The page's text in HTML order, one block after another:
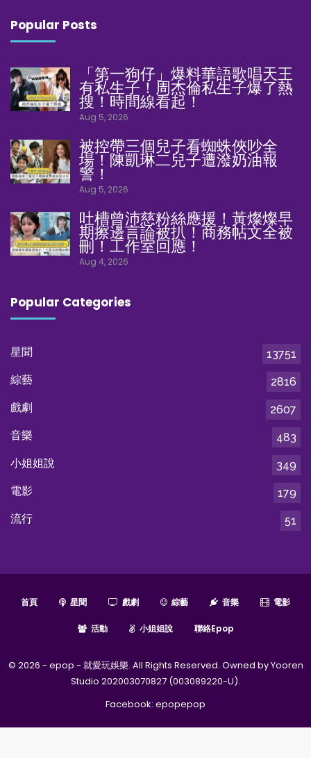
Popular Posts
「第一狗仔」爆料華語歌唱天王
有私生子！周杰倫私生子爆了熱
搜！時間線看起！
Aug 5, 2026
被控帶三個兒子看蜘蛛俠吵全
場！陳凱琳二兒子遭潑奶油報
警！
Aug 5, 2026
吐槽曾沛慈粉絲應援！黃燦燦早
期擦邊言論被扒！商務帖文全被
刪！工作室回應！
Aug 4, 2026
Popular Categories
星聞
13751
綜藝
2816
戲劇
2607
音樂
483
小姐姐說
349
電影
179
流行
51
首頁 星聞 戲劇 綜藝 音樂 電影
活動 小姐姐說 聯絡epop
© 2026 - epop - 就愛玩娛樂. All Rights Reserved. Owned by Yooren
Studio 202003070827 (003089220-U).
Facebook: epopepop